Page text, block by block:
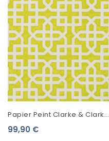
Papier Peint Clarke & Clarke
Colony Monserrat Citron
99,90 €